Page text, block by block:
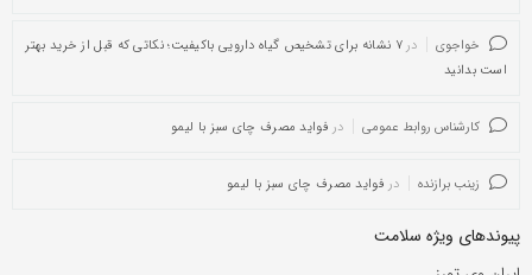
خواجوی در
۷ نشانه برای تشخیص گیاه دارویی باکیفیت؛ نکاتی که قبل از خرید بهتر
است بدانید
کارشناس روابط عمومی در فواید مصرف چای سبز با لیمو
زینب برازنده در فواید مصرف چای سبز با لیمو
پیوندهای ویژه سلامت